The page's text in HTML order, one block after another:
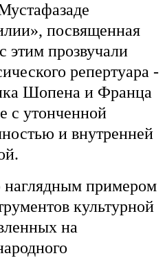
посвященная
этим прозвучали
репертуара -
Шопена и Франца
с утонченной
и внутренней
наглядным примером
культурной
на